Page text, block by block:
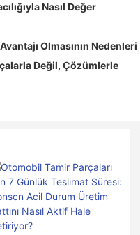
Nasıl Değer
Olmasının Nedenleri
Değil, Çözümlerle